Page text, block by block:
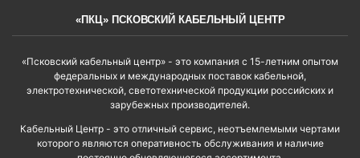
«ПКЦ» ПСКОВСКИЙ КАБЕЛЬНЫЙ ЦЕНТР
«Псковский кабельный центр» - это компания с 15-летним опытом
федеральных и международных поставок кабельной,
электротехнической, светотехнической продукции российских и
зарубежных производителей.
Кабельный Центр - это отличный сервис, неотъемлемыми чертами
которого являются оперативность обслуживания и наличие